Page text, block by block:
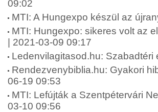
09:02
MTI: A Hungexpo készül az
MTI: Hungexpo: sikeres volt az
| 2021-03-09 09:17
Ledenvilagitasod.hu:
Rendezvenybiblia.hu: Gyakori
06-19 09:53
MTI: Lefújták a Szentpétervári
03-10 09:56